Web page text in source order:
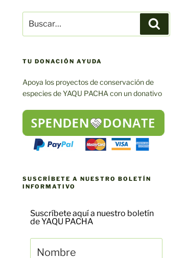
TU DONACIÓN AYUDA
Apoya los proyectos de conservación de
especies de YAQU PACHA con un donativo
SUSCRÍBETE A NUESTRO BOLETÍN
INFORMATIVO
Suscríbete aquí a nuestro boletín
de YAQU PACHA